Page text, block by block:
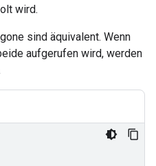
wird.
sind äquivalent. Wenn
aufgerufen wird, werden